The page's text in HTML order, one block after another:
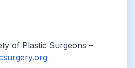
of Plastic Surgeons –